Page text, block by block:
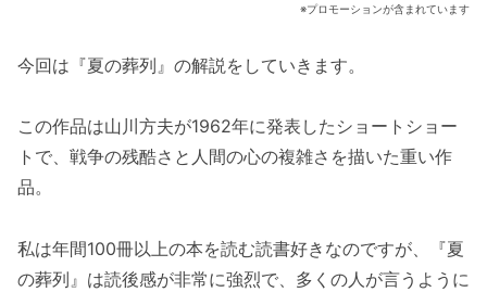
※プロモーションが含まれています
今回は『夏の葬列』の解説をしていきます。
この作品は山川方夫が1962年に発表したショートショー
トで、戦争の残酷さと人間の心の複雑さを描いた重い作
品。
私は年間100冊以上の本を読む読書好きなのですが、『夏
の葬列』は読後感が非常に強烈で、多くの人が言うように